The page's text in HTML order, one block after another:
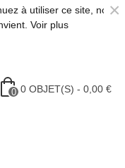
à utiliser ce site, nous
Voir plus
×
0 0 OBJET(S) - 0,00 €